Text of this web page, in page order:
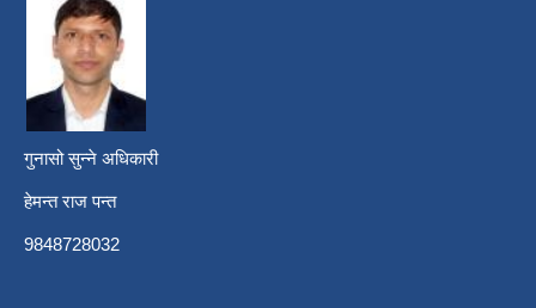
गुनासो सुन्ने अधिकारी
हेमन्त राज पन्त
9848728032